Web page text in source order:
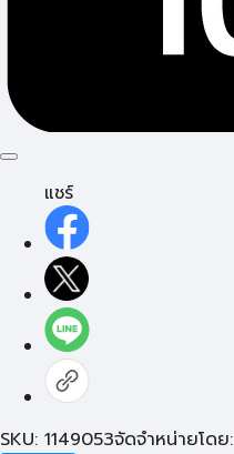
แชร์
SKU: 1149053จัดจำหน่ายโดย: